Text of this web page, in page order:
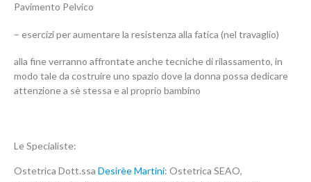
Pavimento Pelvico
– esercizi per aumentare la resistenza alla fatica (nel travaglio)
alla fine verranno affrontate anche tecniche di rilassamento, in
modo tale da costruire uno spazio dove la donna possa dedicare
attenzione a sè stessa e al proprio bambino
Le Specialiste:
Ostetrica Dott.ssa Desirèe Martini: Ostetrica SEAO,